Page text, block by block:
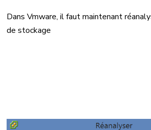
Dans Vmware, il faut maintenant
de stockage